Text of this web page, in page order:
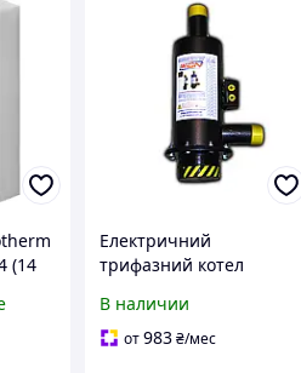
(14
Електричний
трифазний котел
електродний
опалювальний
В наличии
от983₴/мес